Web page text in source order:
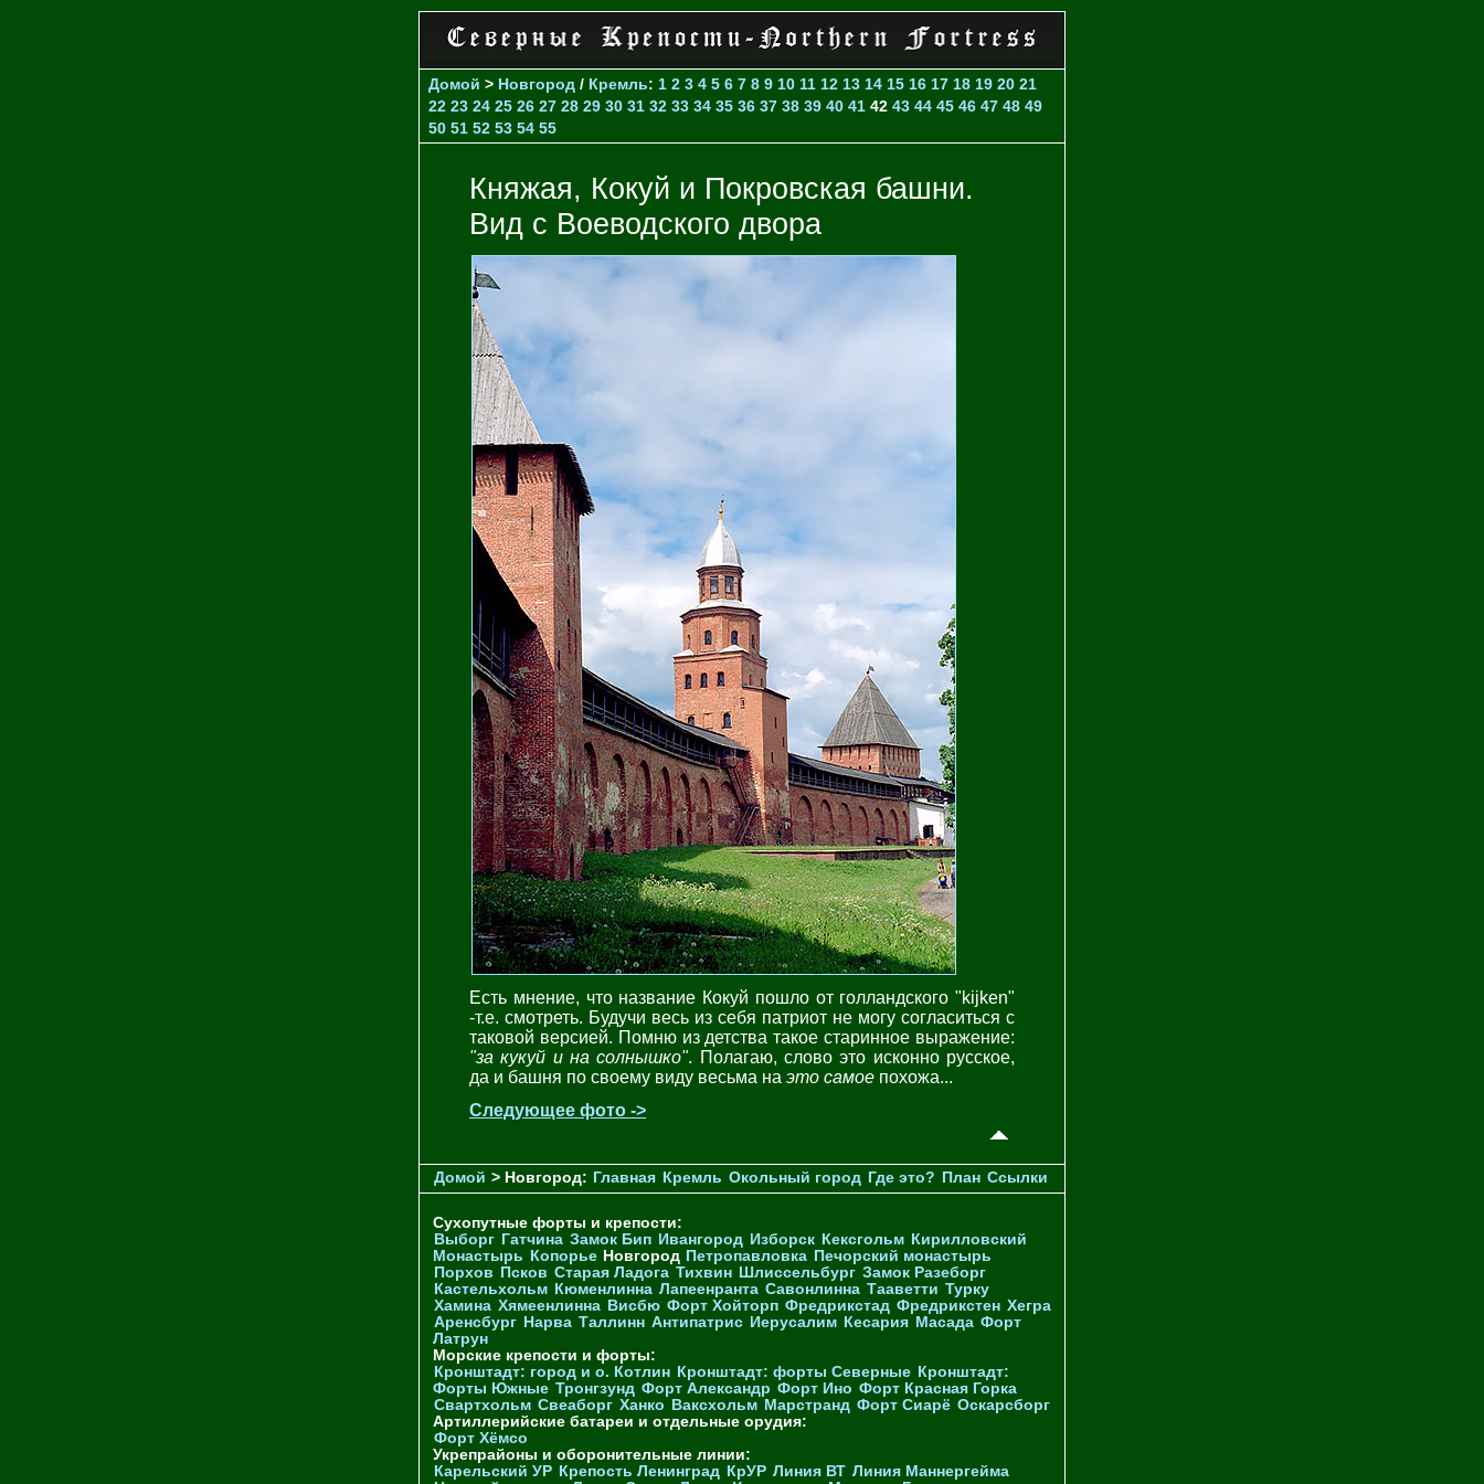
Домой > Новгород / Кремль: 1 2 3 4 5 6 7 8 9 10 11 12 13 14 15 16 17 18 19 20 21
22 23 24 25 26 27 28 29 30 31 32 33 34 35 36 37 38 39 40 41 42 43 44 45 46 47 48 49
50 51 52 53 54 55
Княжая, Кокуй и Покровская башни.
Вид с Воеводского двора
Есть мнение, что название Кокуй пошло от голландского "kijken"
-т.е. смотреть. Будучи весь из себя патриот не могу согласиться с
таковой версией. Помню из детства такое старинное выражение:
"за кукуй и на солнышко". Полагаю, слово это исконно русское,
да и башня по своему виду весьма на это самое похожа...
Следующее фото ->
Домой > Новгород: Главная Кремль Окольный город Где это? План Ссылки
Сухопутные форты и крепости:
Выборг Гатчина Замок Бип Ивангород Изборск Кексгольм Кирилловский
Монастырь
Копорье Новгород Петропавловка Печорcкий монастырь
Порхов
Псков Старая Ладога Тихвин Шлиссельбург Замок Разеборг
Кастельхольм Кюменлинна Лапеенранта Савонлинна Тааветти Турку
Хамина Хямеенлинна Висбю Форт Хойторп Фредрикстад Фредрикстен Хегра
Аренсбург Нарва Таллинн Антипатрис Иерусалим Кесария Масада Форт
Латрун
Морские крепости и форты:
Кронштадт: город и о. Котлин Кронштадт: форты Северные Кронштадт:
Форты Южные Тронгзунд Форт Александр Форт Ино Форт Красная Горка
Свартхольм Свеаборг Ханко Ваксхольм Марстранд Форт Сиарё Оскарсборг
Артиллерийские батареи и отдельные орудия:
Форт Хёмсо
Укрепрайоны и оборонительные линии:
Карельский УР Крепость Ленинград КрУР Линия ВТ Линия Маннергейма